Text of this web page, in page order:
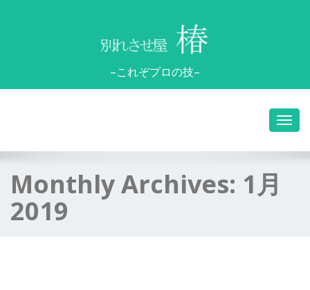
–これぞプロの技–
Monthly Archives: 1月
2019